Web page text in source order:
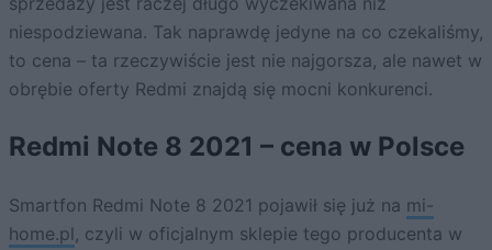
niespodziewana. Tak naprawdę jedyne na co czekaliśmy,
to cena – ta rzeczywiście jest nie najgorsza, ale nawet w
obrębie oferty Redmi znajdą się mocni konkurenci.
Redmi Note 8 2021 – cena w Polsce
Smartfon Redmi Note 8 2021 pojawił się już na mi-
home.pl, czyli w oficjalnym sklepie tego producenta w